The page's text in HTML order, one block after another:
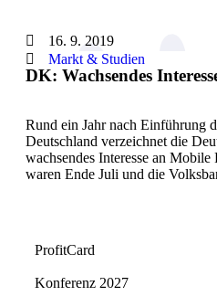
16. 9. 2019
Markt & Studien
DK: Wachsendes
Rund ein Jahr nach Einführung
Deutschland verzeichnet die
wachsendes Interesse an Mobile
waren Ende Juli und die
ProfitCard
Konferenz 2027